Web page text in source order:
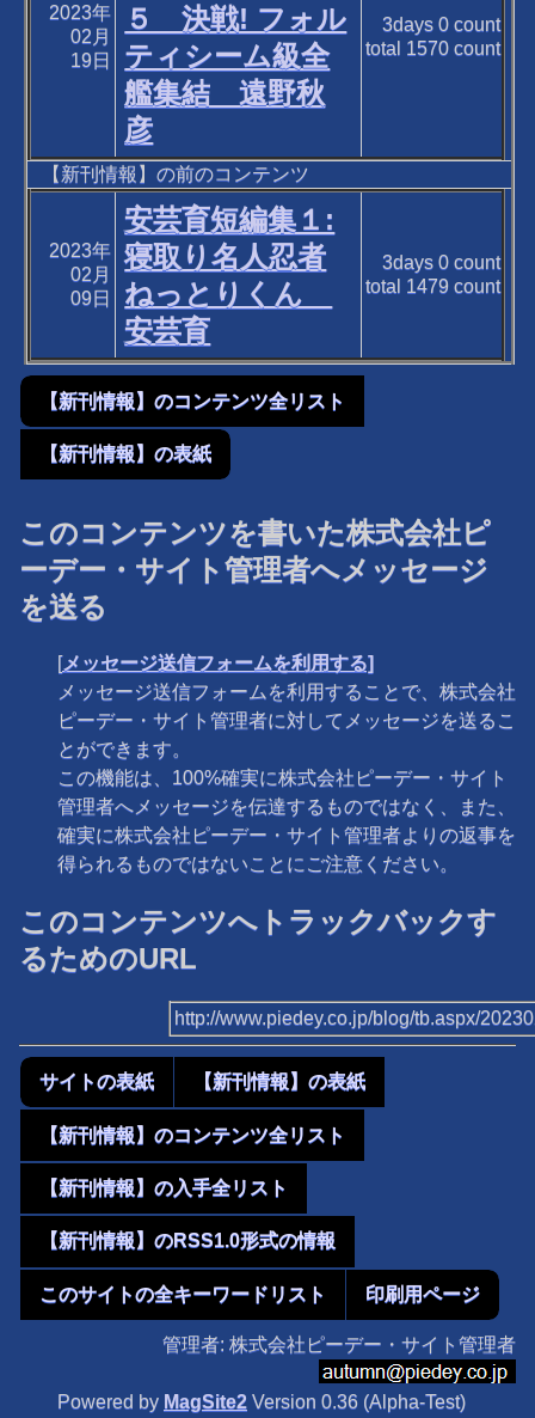
2023年
02月
19日
５ 決戦! フォル
ティシーム級全
艦集結 遠野秋
彦
3days 0count
total 1570count
【新刊情報】の前のコンテンツ
2023年
02月
09日
安芸育短編集１:
寝取り名人忍者
ねっとりくん
安芸育
3days 0count
total 1479 count
【新刊情報】のコンテンツ全リスト
【新刊情報】の表紙
このコンテンツを書いた株式会社ピ
ーデー・サイト管理者へメッセージ
を送る
[メッセージ送信フォームを利用する]
メッセージ送信フォームを利用することで、株式会社
ピーデー・サイト管理者に対してメッセージを送るこ
とができます。
この機能は、100%確実に株式会社ピーデー・サイト
管理者へメッセージを伝達するものではなく、また、
確実に株式会社ピーデー・サイト管理者よりの返事を
得られるものではないことにご注意ください。
このコンテンツへトラックバックす
るためのURL
http://www.piedey.co.jp/blog/tb.aspx/
サイトの表紙 【新刊情報】の表紙
【新刊情報】のコンテンツ全リスト
【新刊情報】の入手全リスト
【新刊情報】のRSS1.0形式の情報
このサイトの全キーワードリスト 印刷用ページ
管理者: 株式会社ピーデー・サイト管理者
Powered by MagSite2 Version 0.36 (Alpha-Test)